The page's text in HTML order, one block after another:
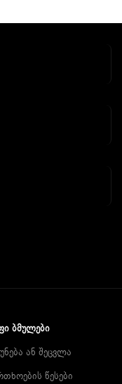
ᲑᲛᲣᲚᲔᲑᲘ
ან შეცვლა
წესები